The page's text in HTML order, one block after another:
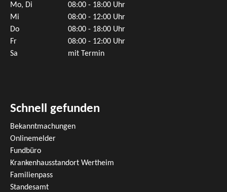
Mo, Di
08:00 - 18:00 Uhr
Mi
08:00 - 12:00 Uhr
Do
08:00 - 18:00 Uhr
Fr
08:00 - 12:00 Uhr
Sa
mit Termin
Schnell gefunden
Bekanntmachungen
Onlinemelder
Fundbüro
Krankenhausstandort Wertheim
Familienpass
Standesamt